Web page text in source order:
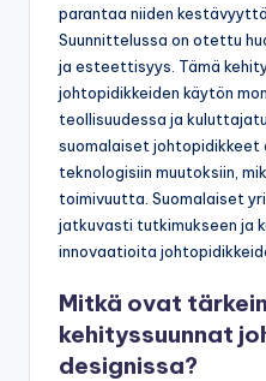
parantaa niiden
Suunnittelussa on otettu
ja esteettisyys. Tämä
johtopidikkeiden käytön
teollisuudessa ja
suomalaiset johtopidikkeet
teknologisiin muutoksiin,
toimivuutta. Suomalaiset
jatkuvasti tutkimukseen ja
innovaatioita
Mitkä ovat
kehityssuunnat
designissa?